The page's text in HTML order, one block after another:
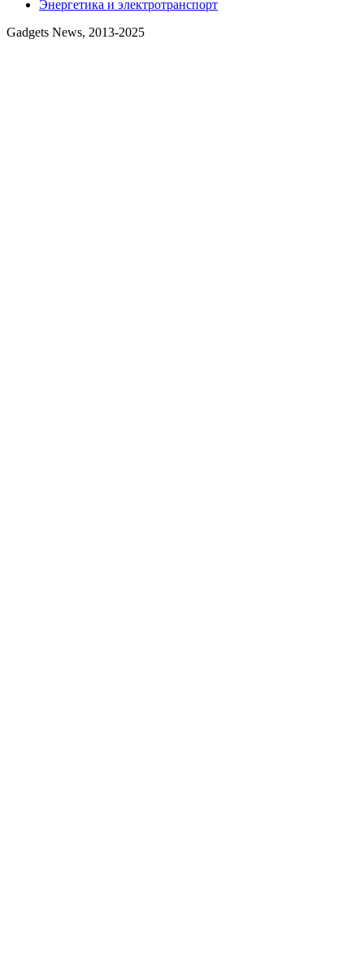
Энергетика и электротранспорт
Gadgets News, 2013-2025